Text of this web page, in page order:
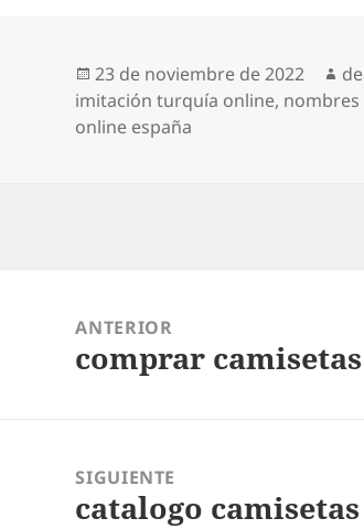
Publicado
el
23 de noviembre de 2022
imitación turquía online, nombres
online españa
entradas
ANTERIOR
Entrada
comprar
SIGUIENTE
Entrada
catalogo